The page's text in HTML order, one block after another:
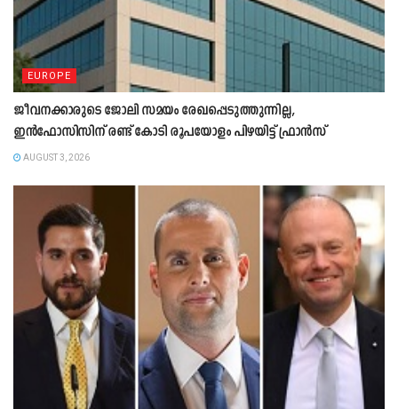
EUROPE
ജീവനക്കാരുടെ ജോലി സമയം രേഖപ്പെടുത്തുന്നില്ല,
ഇൻഫോസിസിന് രണ്ട് കോടി രൂപയോളം പിഴയിട്ട് ഫ്രാൻസ്
AUGUST 3, 2026